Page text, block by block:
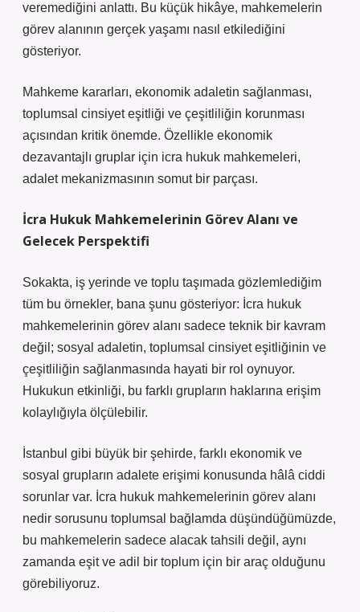
veremediğini anlattı. Bu küçük hikâye, mahkemelerin
görev alanının gerçek yaşamı nasıl etkilediğini
gösteriyor.
Mahkeme kararları, ekonomik adaletin sağlanması,
toplumsal cinsiyet eşitliği ve çeşitliliğin korunması
açısından kritik önemde. Özellikle ekonomik
dezavantajlı gruplar için icra hukuk mahkemeleri,
adalet mekanizmasının somut bir parçası.
İcra Hukuk Mahkemelerinin Görev Alanı ve
Gelecek Perspektifi
Sokakta, iş yerinde ve toplu taşımada gözlemlediğim
tüm bu örnekler, bana şunu gösteriyor: İcra hukuk
mahkemelerinin görev alanı sadece teknik bir kavram
değil; sosyal adaletin, toplumsal cinsiyet eşitliğinin ve
çeşitliliğin sağlanmasında hayati bir rol oynuyor.
Hukukun etkinliği, bu farklı grupların haklarına erişim
kolaylığıyla ölçülebilir.
İstanbul gibi büyük bir şehirde, farklı ekonomik ve
sosyal grupların adalete erişimi konusunda hâlâ ciddi
sorunlar var. İcra hukuk mahkemelerinin görev alanı
nedir sorusunu toplumsal bağlamda düşündüğümüzde,
bu mahkemelerin sadece alacak tahsili değil, aynı
zamanda eşit ve adil bir toplum için bir araç olduğunu
görebiliyoruz.